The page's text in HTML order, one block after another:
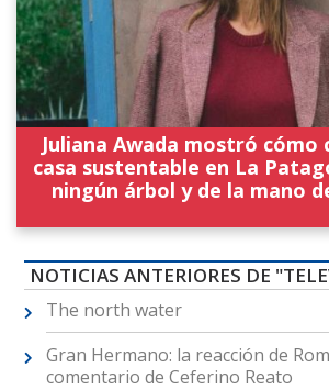
Juliana Awada mostró cómo
casa sustentable en La
ningún árbol y de la mano
NOTICIAS ANTERIORES DE
The north water
Gran Hermano: la reacción de
comentario de Ceferino Reato